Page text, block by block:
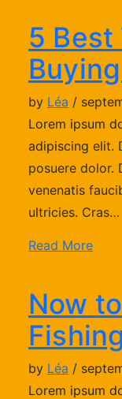
5 Best
by Léa /
Lorem ipsum
adipiscing elit.
posuere dolor.
venenatis
ultricies. Cras…
Read More
Now
by Léa /
Lorem ipsum